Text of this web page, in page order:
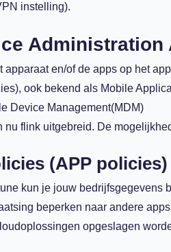
instelling).
Administration
en/of de apps op het
ook bekend als Mobile
Device Management(MDM)
flink uitgebreid. De
(APP policies)
kun je jouw bedrijfsgegevens
beperken naar andere
opgeslagen